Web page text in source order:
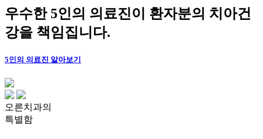
우수한 5인의 의료진이 환자분의 치아건
강을 책임집니다.
5인의 의료진 알아보기
오른치과의
특별함